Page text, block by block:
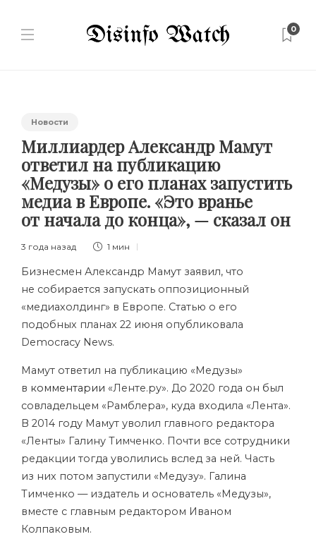
0
Новости
Миллиардер Александр Мамут
ответил на публикацию
«Медузы» о его планах запустить
медиа в Европе. «Это вранье
от начала до конца», — сказал он
3 года назад 1 мин
Бизнесмен Александр Мамут заявил, что
не собирается запускать оппозиционный
«медиахолдинг» в Европе. Статью о его
подобных планах 22 июня опубликовала
Democracy News.
Мамут ответил на публикацию «Медузы»
в комментарии «Ленте.ру». До 2020 года он был
совладельцем «Рамблера», куда входила «Лента».
В 2014 году Мамут уволил главного редактора
«Ленты» Галину Тимченко. Почти все сотрудники
редакции тогда уволились вслед за ней. Часть
из них потом запустили «Медузу». Галина
Тимченко — издатель и основатель «Медузы»,
вместе с главным редактором Иваном
Колпаковым.